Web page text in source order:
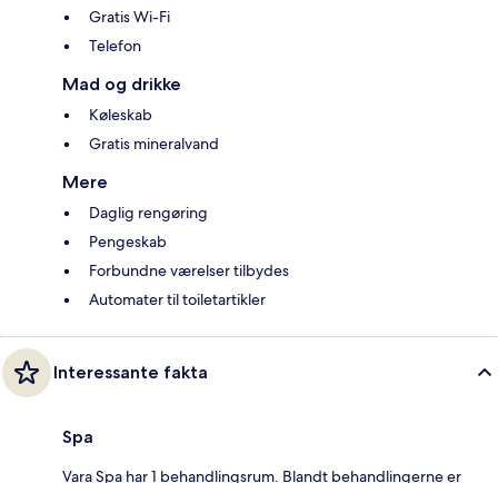
Gratis Wi-Fi
Telefon
Mad og drikke
Køleskab
Gratis mineralvand
Mere
Daglig rengøring
Pengeskab
Forbundne værelser tilbydes
Automater til toiletartikler
Interessante fakta
Spa
Vara Spa har 1 behandlingsrum. Blandt behandlingerne er